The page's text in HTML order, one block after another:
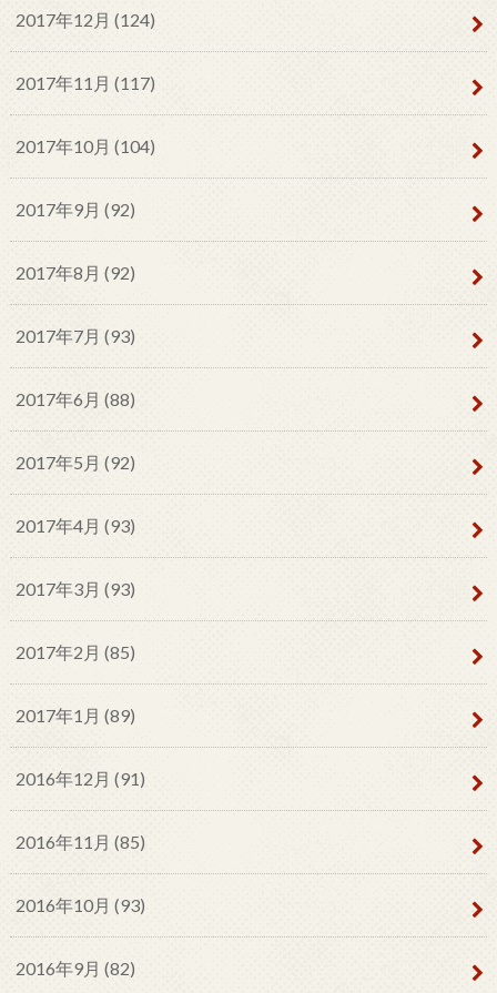
2017年12月 (124)
2017年11月 (117)
2017年10月 (104)
2017年9月 (92)
2017年8月 (92)
2017年7月 (93)
2017年6月 (88)
2017年5月 (92)
2017年4月 (93)
2017年3月 (93)
2017年2月 (85)
2017年1月 (89)
2016年12月 (91)
2016年11月 (85)
2016年10月 (93)
2016年9月 (82)